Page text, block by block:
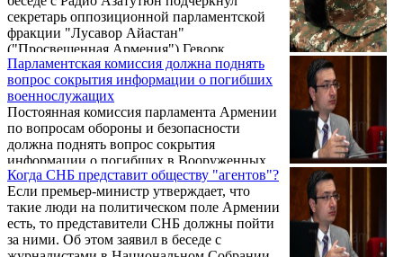
секретарь оппозиционной парламентской
фракции "Лусавор Айастан"
("Просвещенная Армения") Геворк
Горгисян, комментируя утверждения,
сделанные премьер-министром Николом
Пашиняном на вчерашней пресс-
конференции.
Парламентская комиссия должна поднять
вопрос сокрытия информации о погибших
военнослужащих
Постоянная комиссия парламента Армении
по вопросам обороны и безопасности
должна поднять вопрос сокрытия
информации о погибших в Вооруженных
силах Армении и Армии обороны Карабаха
военнослужащих. Об этом заявил в беседе с
журналистами в Национальном Собрании
республики 5 марта депутат от партии
«Светлая Армения» Геворк Горгисян.
Когда СНБ представит обществу "агентов"?
Если премьер-министр утверждает, что
такие люди на политическом поле Армении
есть, то представители СНБ должны пойти
за ними. Об этом заявил в беседе с